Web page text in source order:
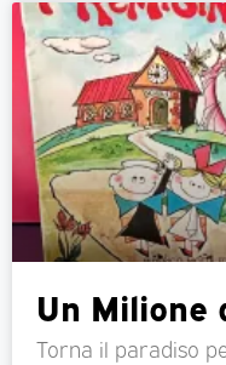
Un Milione
Torna il paradiso